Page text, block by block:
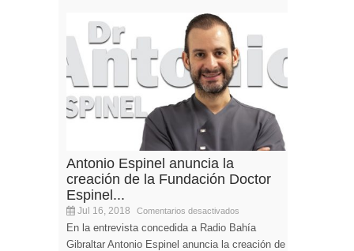
Antonio Espinel anuncia la
creación de la Fundación Doctor
Espinel...
Jul 16, 2018 Comentarios desactivados
En la entrevista concedida a Radio Bahía
Gibraltar Antonio Espinel anuncia la creación de